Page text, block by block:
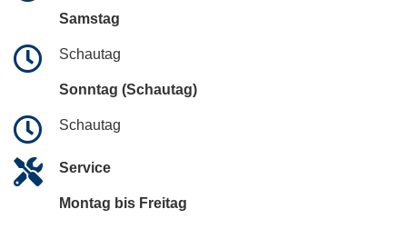
Samstag
Schautag
Sonntag (Schautag)
Schautag
Service
Montag bis Freitag